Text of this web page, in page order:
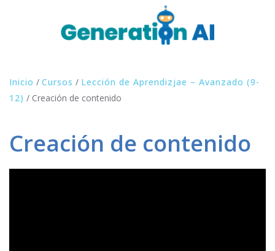
Inicio / Cursos / Lección de Aprendizjae – Avanzado (9-
12) / Creación de contenido
Creación de contenido